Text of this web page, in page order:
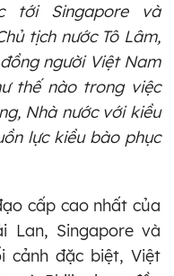
tới Singapore và
tịch nước Tô Lâm,
người Việt Nam
thế nào trong việc
Nhà nước với kiều
lực kiều bào phục
cấp cao nhất của
Lan, Singapore và
cảnh đặc biệt, Việt